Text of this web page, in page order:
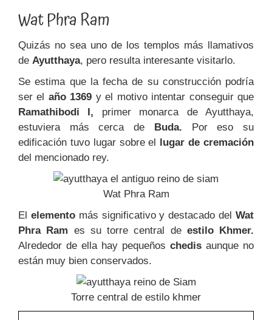
Wat Phra Ram
Quizás no sea uno de los templos más llamativos
de Ayutthaya, pero resulta interesante visitarlo.
Se estima que la fecha de su construcción podría
ser el año 1369 y el motivo intentar conseguir que
Ramathibodi I, primer monarca de Ayutthaya,
estuviera más cerca de
Buda. Por eso su
edificación tuvo lugar sobre el
lugar de cremación
del mencionado rey.
Wat Phra Ram
El elementomás significativo y destacado delWat
Phra Ram es su torre central de estilo Khmer.
Alrededor de ella hay pequeños chedis aunque no
están muy bien conservados.
Torre central de estilo khmer